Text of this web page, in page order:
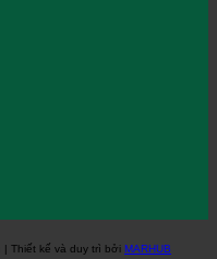
| Thiết kế và duy trì bởi MARHUB